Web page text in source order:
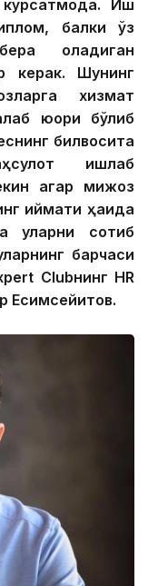
Иш
балки ўз
оладиган
керак. Шунинг
хизмат
юқори бўлиб
билвосита
ишлаб
агар мижоз
қиймати ҳақида
уларни сотиб
барчаси
Clubнинг HR
Есимсейитов.